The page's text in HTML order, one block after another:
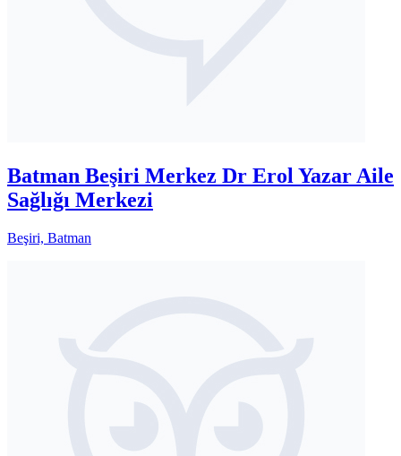
Batman Beşiri Merkez Dr Erol Yazar Aile
Sağlığı Merkezi
Beşiri, Batman